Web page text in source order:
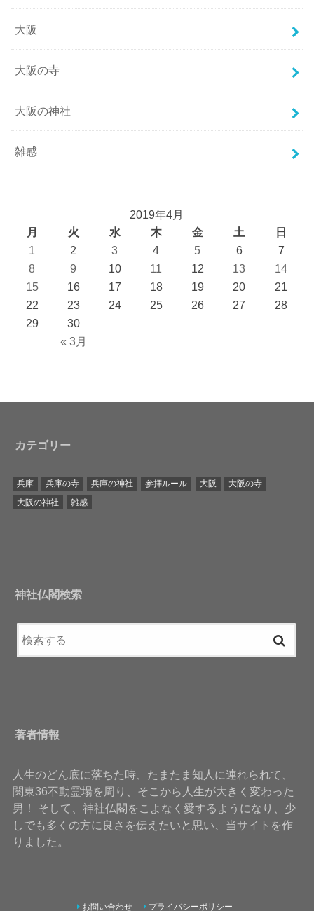
大阪
大阪の寺
大阪の神社
雑感
2019年4月
月
火 水 木 金 土 日
« 3月
1 2 3 4 5 6
7
8
9 10 11 12 13
14
15
16 17 18 19 20
21
22
23 24 25 26 27
28
29
30
カテゴリー
兵庫 兵庫の寺 兵庫の神社 参拝ルール 大阪
大阪の寺
大阪の神社
雑感
神社仏閣検索
著者情報
人生のどん底に落ちた時、たまたま知人に連れられて、
関東36不動霊場を周り、そこから人生が大きく変わった
男！ そして、神社仏閣をこよなく愛するようになり、少
しでも多くの方に良さを伝えたいと思い、当サイトを作
りました。
お問い合わせ プライバシーポリシー